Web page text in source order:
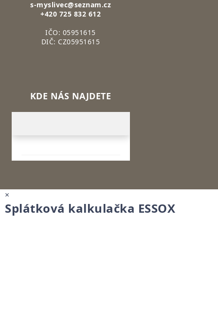
s-myslivec@seznam.cz
+420 725 832 612
IČO: 05951615
DIČ: CZ05951615
KDE NÁS NAJDETE
×
Splátková kalkulačka ESSOX